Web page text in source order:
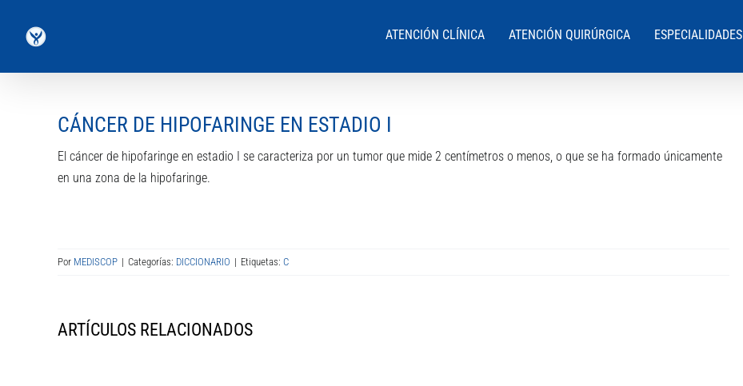
ATENCIÓN CLÍNICA ATENCIÓN QUIRÚRGICA ESPECIALIDADES
CÁNCER DE HIPOFARINGE EN ESTADIO I
El cáncer de hipofaringe en estadio I se caracteriza por un tumor que mide 2 centímetros o menos, o que se ha formado únicamente
en una zona de la hipofaringe.
Por MEDISCOP | Categorías: DICCIONARIO | Etiquetas: C
ARTÍCULOS RELACIONADOS